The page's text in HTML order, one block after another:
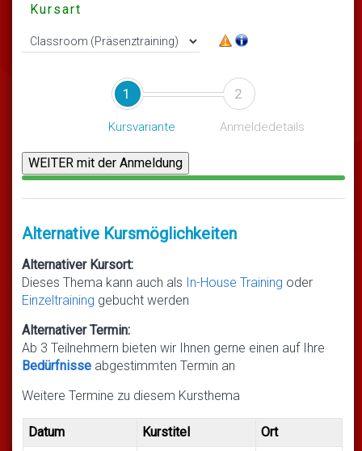
Kursart
1
Kursvariante
2
Anmeldedetails
Alternative Kursmöglichkeiten
Alternativer Kursort:
Dieses Thema kann auch als In-House Training oder
Einzeltraining gebucht werden
Alternativer Termin:
Ab 3 Teilnehmern bieten wir Ihnen gerne einen auf Ihre
Bedürfnisse abgestimmten Termin an
Weitere Termine zu diesem Kursthema
Datum Kurstitel
Ort